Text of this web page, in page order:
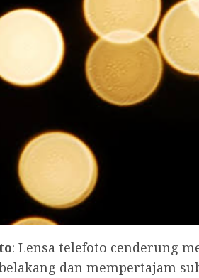
: Lensa telefoto cenderung
dan mempertajam